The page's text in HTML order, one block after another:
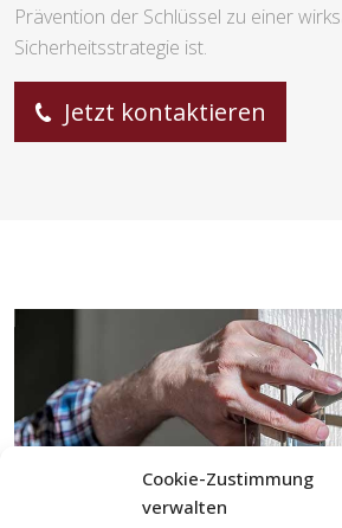
Cookie-Zustimmung
verwalten
Prävention der Schlüssel zu einer
Sicherheitsstrategie ist.
Jetzt kontaktieren